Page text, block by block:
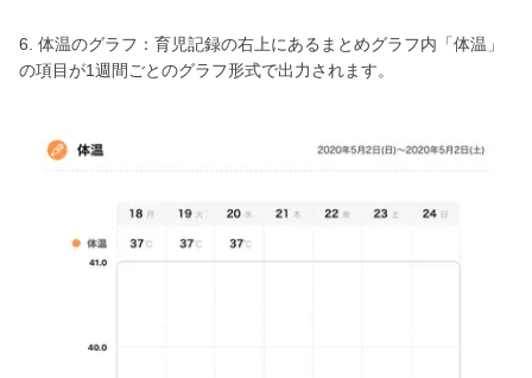
6. 体温のグラフ：育児記録の右上にあるまとめグラフ内「体温」
の項目が1週間ごとのグラフ形式で出力されます。